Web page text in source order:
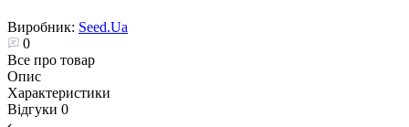
Виробник: Seed.Ua
0
Все про товар
Опис
Характеристики
Відгуки 0